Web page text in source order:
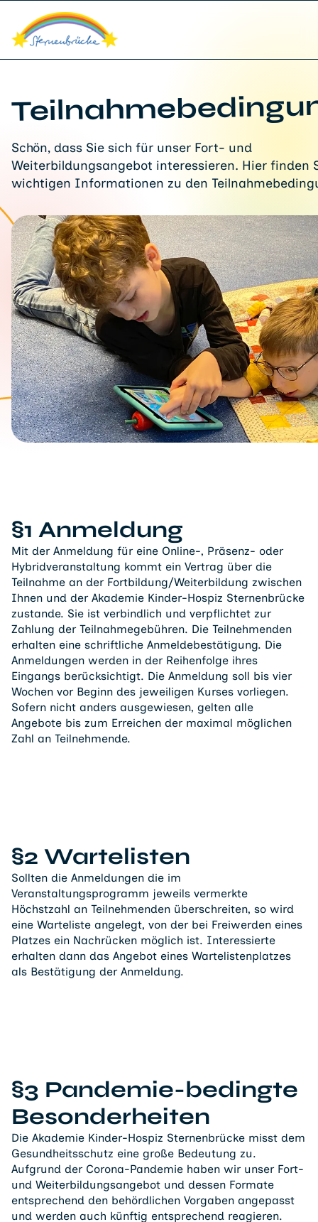
Schön, dass Sie sich für unser Fort- und
Weiterbildungsangebot interessieren. Hier finden
wichtigen Informationen zu den
§1 Anmeldung
Mit der Anmeldung für eine Online-, Präsenz- oder
Hybridveranstaltung kommt ein Vertrag über die
Teilnahme an der Fortbildung/Weiterbildung zwischen
Ihnen und der Akademie Kinder-Hospiz Sternenbrücke
zustande. Sie ist verbindlich und verpflichtet zur
Zahlung der Teilnahmegebühren. Die Teilnehmenden
erhalten eine schriftliche Anmeldebestätigung. Die
Anmeldungen werden in der Reihenfolge ihres
Eingangs berücksichtigt. Die Anmeldung soll bis vier
Wochen vor Beginn des jeweiligen Kurses vorliegen.
Sofern nicht anders ausgewiesen, gelten alle
Angebote bis zum Erreichen der maximal möglichen
Zahl an Teilnehmende.
§2 Wartelisten
Sollten die Anmeldungen die im
Veranstaltungsprogramm jeweils vermerkte
Höchstzahl an Teilnehmenden überschreiten, so wird
eine Warteliste angelegt, von der bei Freiwerden eines
Platzes ein Nachrücken möglich ist. Interessierte
erhalten dann das Angebot eines Wartelistenplatzes
als Bestätigung der Anmeldung.
§3 Pandemie-bedingte
Besonderheiten
Die Akademie Kinder-Hospiz Sternenbrücke misst dem
Gesundheitsschutz eine große Bedeutung zu.
Aufgrund der Corona-Pandemie haben wir unser Fort-
und Weiterbildungsangebot und dessen Formate
entsprechend den behördlichen Vorgaben angepasst
und werden auch künftig entsprechend reagieren.